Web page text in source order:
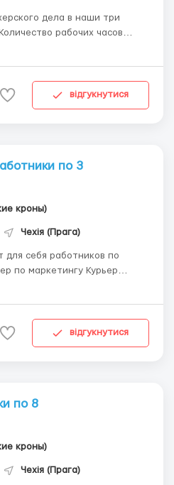
дела в наши три
от желания и возможностей
откликов. ...відгукнутися
по 3
кроны)
Чехія (Прага)
для себя работников по
короткий рабочий день.
відгукнутися
по 8
кроны)
Чехія (Прага)